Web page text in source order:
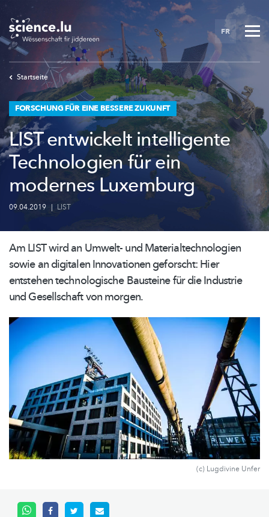
Skip
main
content
FR
Startseite
FORSCHUNG FÜR EINE BESSERE ZUKUNFT
LIST entwickelt intelligente
Technologien für ein
modernes Luxemburg
09.04.2019 | LIST
Am LIST wird an Umwelt- und Materialtechnologien
sowie an digitalen Innovationen geforscht: Hier
entstehentechnologischeBausteine für die Industrie
und Gesellschaft von morgen.
(c) Lugdivine Unfer